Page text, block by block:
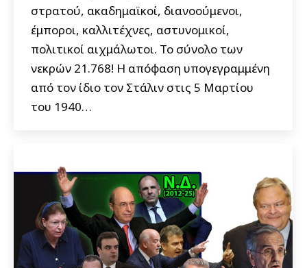
στρατού, ακαδημαϊκοί, διανοούμενοι,
έμποροι, καλλιτέχνες, αστυνομικοί,
πολιτικοί αιχμάλωτοι. Το σύνολο των
νεκρών 21.768! Η απόφαση υπογεγραμμένη
από τον ίδιο τον Στάλιν στις 5 Μαρτίου
του 1940…